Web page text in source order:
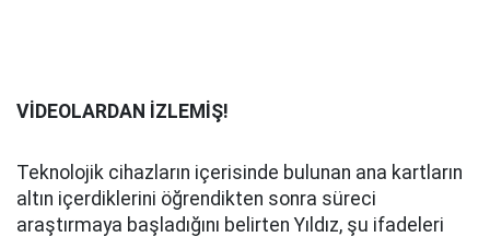
VİDEOLARDAN İZLEMİŞ!
Teknolojik cihazların içerisinde bulunan ana kartların
altın içerdiklerini öğrendikten sonra süreci
araştırmaya başladığını belirten Yıldız, şu ifadeleri